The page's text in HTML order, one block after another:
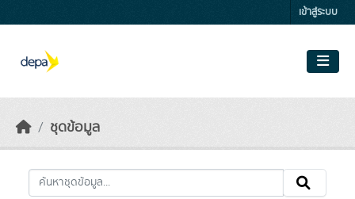
เข้าสู่ระบบ
ชุดข้อมูล